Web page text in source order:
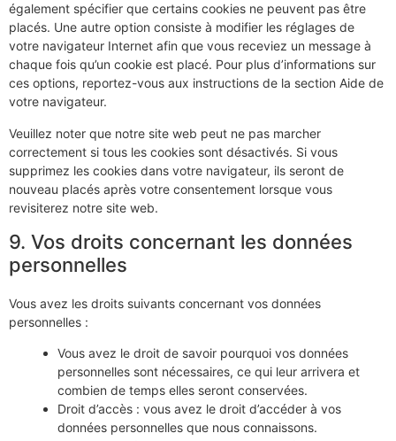
également spécifier que certains cookies ne peuvent pas être
placés. Une autre option consiste à modifier les réglages de
votre navigateur Internet afin que vous receviez un message à
chaque fois qu’un cookie est placé. Pour plus d’informations sur
ces options, reportez-vous aux instructions de la section Aide de
votre navigateur.
Veuillez noter que notre site web peut ne pas marcher
correctement si tous les cookies sont désactivés. Si vous
supprimez les cookies dans votre navigateur, ils seront de
nouveau placés après votre consentement lorsque vous
revisiterez notre site web.
9. Vos droits concernant les données
personnelles
Vous avez les droits suivants concernant vos données
personnelles :
Vous avez le droit de savoir pourquoi vos données
personnelles sont nécessaires, ce qui leur arrivera et
combien de temps elles seront conservées.
Droit d’accès : vous avez le droit d’accéder à vos
données personnelles que nous connaissons.